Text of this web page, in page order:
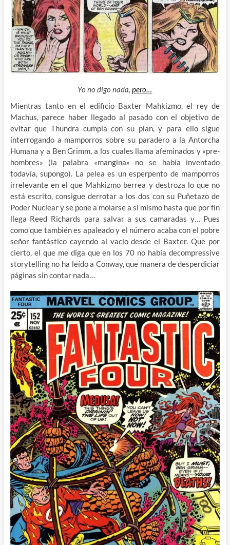
Yo no digo nada,pero…
Mientras tanto en el edificio Baxter Mahkizmo, el rey de
Machus, parece haber llegado al pasado con el objetivo de
evitar que Thundra cumpla con su plan, y para ello sigue
interrogando a mamporros sobre su paradero a la Antorcha
Humana y a Ben Grimm, a los cuales llama afeminados y «pre-
hombres» (la palabra «mangina» no se había inventado
todavía, supongo). La pelea es un esperpento de mamporros
irrelevante en el que Mahkizmo berrea y destroza lo que no
está escrito, consigue derrotar a los dos con su Puñetazo de
Poder Nuclear y se pone a molarse a si mismo hasta que por fín
llega Reed Richards para salvar a sus camaradas y… Pues
como que también es apaleado y el número acaba con el pobre
señor fantástico cayendo al vacio desde el Baxter. Que por
cierto, el que me diga que en los 70 no había decompressive
storytelling no ha leído a Conway, que manera de desperdiciar
páginas sin contar nada…